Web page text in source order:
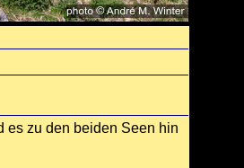
es zu den beiden Seen hin